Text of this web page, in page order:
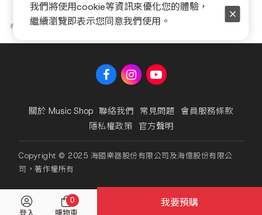
我要預購
關於 Music Shop 聯絡我們 常見問題 會員服務條款
隱私權政策 官方聲明
Copyright © 2025 海國樂器股份有限公司及海億股份有限公
司，著作權所有
登入 購物車
0 加入購物車
我們將使用cookie等資訊來優化您的體驗，
繼續瀏覽即表示您同意我們使用。